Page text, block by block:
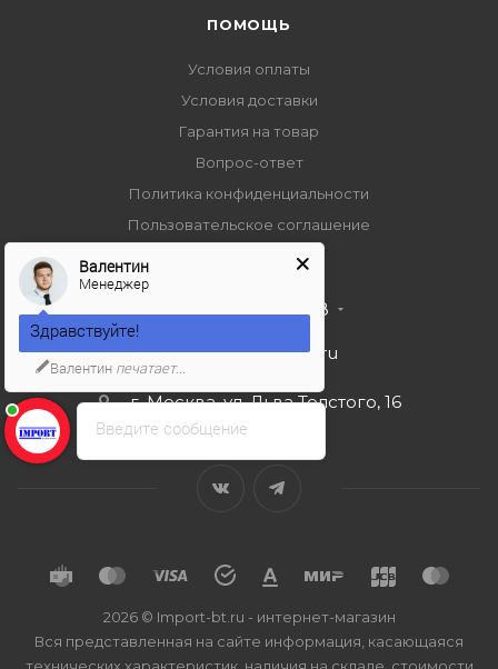
ПОМОЩЬ
Условия оплаты
Условия доставки
Гарантия на товар
Вопрос-ответ
Политика конфиденциальности
Пользовательское соглашение
+7 495 989 53 38
import-bt@bk.ru
г. Москва, ул. Льва Толстого, 16
2026 © Import-bt.ru - интернет-магазин
Вся представленная на сайте информация, касающаяся
Введите сообщение
Валентин
Менеджер
Здравствуйте!
Валентин печатает...